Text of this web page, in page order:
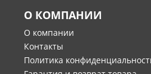
О КОМПАНИИ
О компании
Контакты
Политика